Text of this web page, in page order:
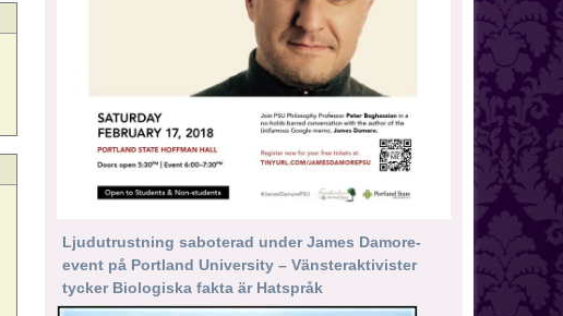
Ljudutrustning saboterad under James Damore-
event på Portland University – Vänsteraktivister
tycker Biologiska fakta är Hatspråk